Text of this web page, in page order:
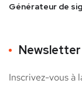
Générateur de
Newsletter
Inscrivez-vous à